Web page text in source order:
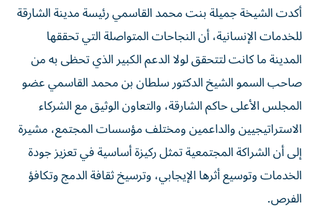
أكدت الشيخة جميلة بنت محمد القاسمي رئيسة مدينة الشارقة
للخدمات الإنسانية، أن النجاحات المتواصلة التي تحققها
المدينة ما كانت لتتحقق لولا الدعم الكبير الذي تحظى به من
صاحب السمو الشيخ الدكتور سلطان بن محمد القاسمي عضو
المجلس الأعلى حاكم الشارقة، والتعاون الوثيق مع الشركاء
الاستراتيجيين والداعمين ومختلف مؤسسات المجتمع، مشيرة
إلى أن الشراكة المجتمعية تمثل ركيزة أساسية في تعزيز جودة
الخدمات وتوسيع أثرها الإيجابي، وترسيخ ثقافة الدمج وتكافؤ
الفرص.